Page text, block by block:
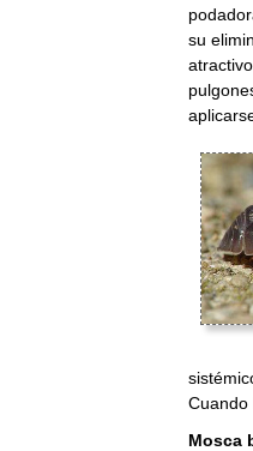
su
Cuando
Mosca